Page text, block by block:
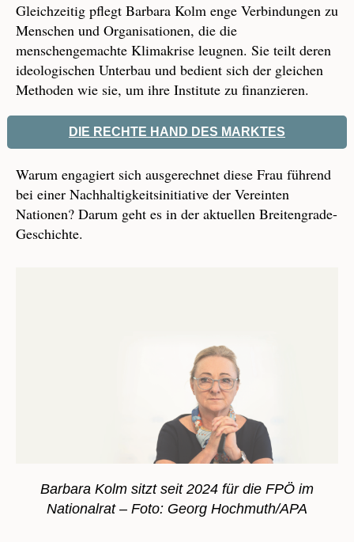
Gleichzeitig pflegt Barbara Kolm enge Verbindungen zu
Menschen und Organisationen, die die
menschengemachte Klimakrise leugnen. Sie teilt deren
ideologischen Unterbau und bedient sich der gleichen
Methoden wie sie, um ihre Institute zu finanzieren.
DIE RECHTE HAND DES MARKTES
Warum engagiert sich ausgerechnet diese Frau führend
bei einer Nachhaltigkeitsinitiative der Vereinten
Nationen? Darum geht es in der aktuellen Breitengrade-
Geschichte.
Barbara Kolm sitzt seit 2024 für die FPÖ im
Nationalrat – Foto: Georg Hochmuth/APA